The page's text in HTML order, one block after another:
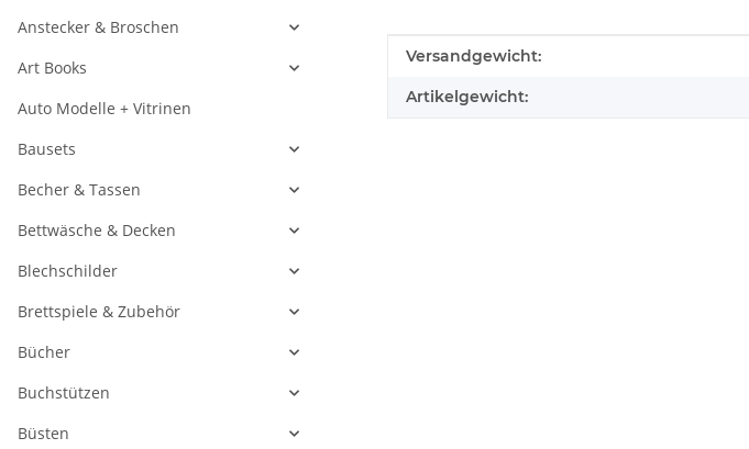
Produkteigenschaft
Wert
Versandgewicht:
Artikelgewicht:
Anstecker & Broschen
Art Books
Auto Modelle + Vitrinen
Bausets
Becher & Tassen
Bettwäsche & Decken
Blechschilder
Brettspiele & Zubehör
Bücher
Buchstützen
Büsten